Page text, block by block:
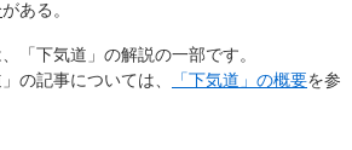
がある。
「下気道」の解説の一部です。
の記事については、
「下気道」の概要を参